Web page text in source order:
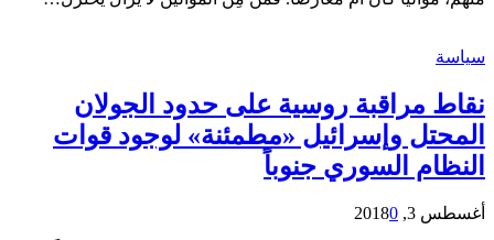
سياسة
نقاط مراقبة روسية على حدود الجولان
المحتل وإسرائيل «مطمئنة» لوجود قوات
النظام السوري جنوباً
أغسطس 3, 2018 0